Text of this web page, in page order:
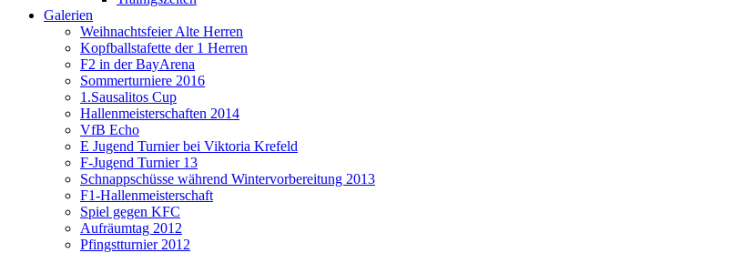
Galerien
Weihnachtsfeier Alte Herren
Kopfballstafette der 1 Herren
F2 in der BayArena
Sommerturniere 2016
1.Sausalitos Cup
Hallenmeisterschaften 2014
VfB Echo
E Jugend Turnier bei Viktoria Krefeld
F-Jugend Turnier 13
Schnappschüsse während Wintervorbereitung 2013
F1-Hallenmeisterschaft
Spiel gegen KFC
Aufräumtag 2012
Pfingstturnier 2012